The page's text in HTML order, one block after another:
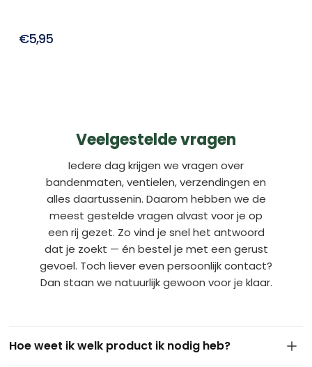
€5,95
Veelgestelde vragen
Iedere dag krijgen we vragen over
bandenmaten, ventielen, verzendingen en
alles daartussenin. Daarom hebben we de
meest gestelde vragen alvast voor je op
een rij gezet. Zo vind je snel het antwoord
dat je zoekt — én bestel je met een gerust
gevoel. Toch liever even persoonlijk contact?
Dan staan we natuurlijk gewoon voor je klaar.
Hoe weet ik welk product ik nodig heb?